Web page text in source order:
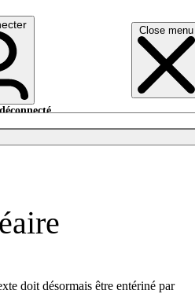
Close menu
doit désormais être entériné par